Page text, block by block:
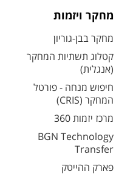
מחקר ויזמות
מחקר בבן-גוריון
קטלוג תשתיות המחקר
(אנגלית)
חיפוש מנחה - פורטל
המחקר (CRIS)
מרכז יזמות 360
BGN Technology
Transfer
פארק ההייטק